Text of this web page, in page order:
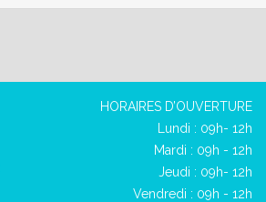
HORAIRES D’OUVERTURE
Lundi : 09h- 12h
Mardi : 09h - 12h
Jeudi : 09h- 12h
Vendredi : 09h - 12h